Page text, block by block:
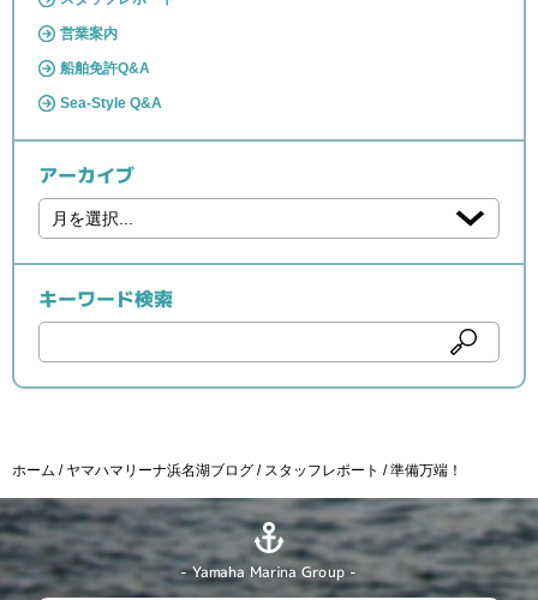
営業案内
船舶免許Q&A
Sea-Style Q&A
アーカイブ
キーワード検索
ホーム ヤマハマリーナ浜名湖ブログ スタッフレポート 準備万端！
- Yamaha Marina Group -